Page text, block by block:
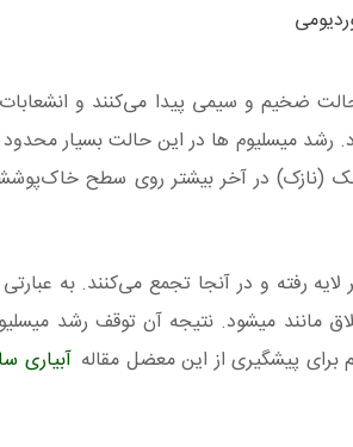
ضخیم و سیمی پیدا می‌کنند و انشعابات
رشد میسلیوم ها در این حالت بسیار
(نازک) در آخر بیشتر روی سطح
رفته و در آنجا تجمع می‌کنند. به
میشود. نتیجه‌ آن توقف رشد
پیشگیری از این معضل مقاله آبیاری